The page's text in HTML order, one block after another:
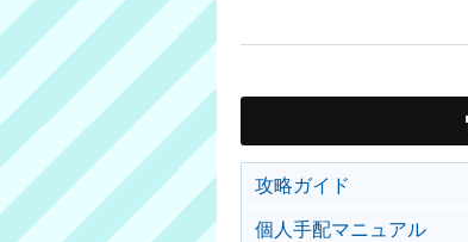
攻略ガイド
個人手配マニュアル